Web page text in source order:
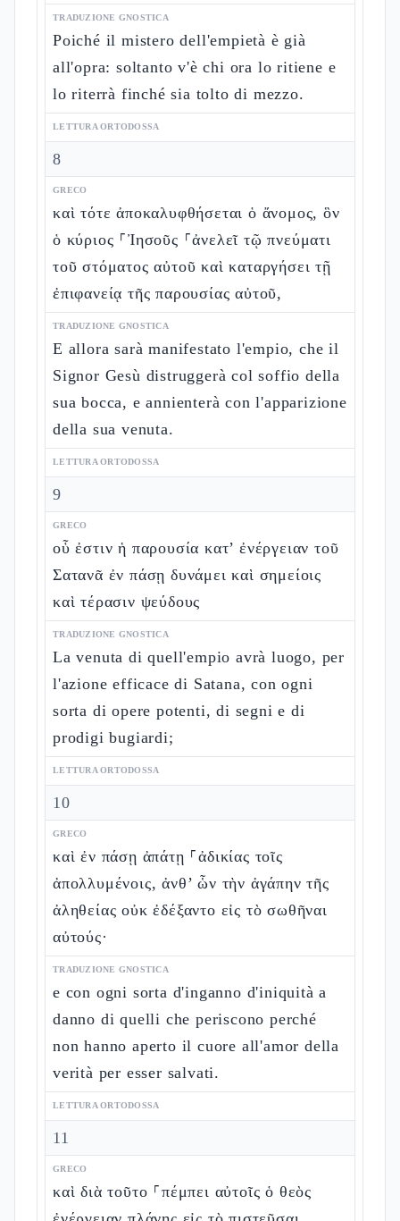
TRADUZIONE GNOSTICA
Poiché il mistero dell'empietà è già
all'opra: soltanto v'è chi ora lo ritiene e
lo riterrà finché sia tolto di mezzo.
LETTURA ORTODOSSA
8
GRECO
καὶ τότε ἀποκαλυφθήσεται ὁ ἄνομος, ὃν
ὁ κύριος ⸀Ἰησοῦς ⸀ἀνελεῖ τῷ πνεύματι
τοῦ στόματος αὐτοῦ καὶ καταργήσει τῇ
ἐπιφανείᾳ τῆς παρουσίας αὐτοῦ,
TRADUZIONE GNOSTICA
E allora sarà manifestato l'empio, che il
Signor Gesù distruggerà col soffio della
sua bocca, e annienterà con l'apparizione
della sua venuta.
LETTURA ORTODOSSA
9
GRECO
οὗ ἐστιν ἡ παρουσία κατ’ ἐνέργειαν τοῦ
Σατανᾶ ἐν πάσῃ δυνάμει καὶ σημείοις
καὶ τέρασιν ψεύδους
TRADUZIONE GNOSTICA
La venuta di quell'empio avrà luogo, per
l'azione efficace di Satana, con ogni
sorta di opere potenti, di segni e di
prodigi bugiardi;
LETTURA ORTODOSSA
10
GRECO
καὶ ἐν πάσῃ ἀπάτῃ ⸀ἀδικίας τοῖς
ἀπολλυμένοις, ἀνθ’ ὧν τὴν ἀγάπην τῆς
ἀληθείας οὐκ ἐδέξαντο εἰς τὸ σωθῆναι
αὐτούς·
TRADUZIONE GNOSTICA
e con ogni sorta d'inganno d'iniquità a
danno di quelli che periscono perché
non hanno aperto il cuore all'amor della
verità per esser salvati.
LETTURA ORTODOSSA
11
GRECO
καὶ διὰ τοῦτο ⸀πέμπει αὐτοῖς ὁ θεὸς